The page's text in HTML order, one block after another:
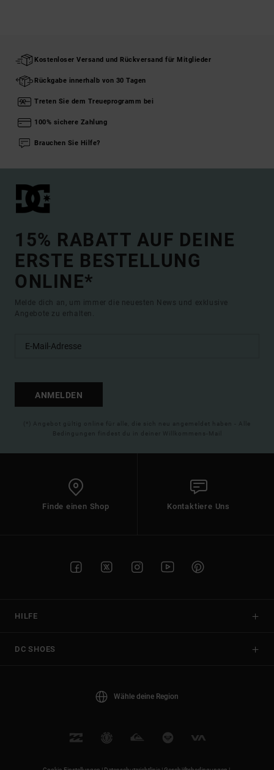
Kostenloser Versand und Rückversand für Mitglieder
Rückgabe innerhalb von 30 Tagen
Treten Sie dem Treueprogramm bei
100% sichere Zahlung
Brauchen Sie Hilfe?
15% RABATT AUF DEINE
ERSTE BESTELLUNG
ONLINE*
Melde dich an, um immer die neuesten News und exklusive
Angebote zu erhalten.
ANMELDEN
(*) Angebot gültig online für alle, die sich neu angemeldet haben - Alle
Bedingungen findest du in deiner Willkommens-Mail
Finde einen Shop Kontaktiere Uns
HILFE
DC SHOES
Wähle deine Region